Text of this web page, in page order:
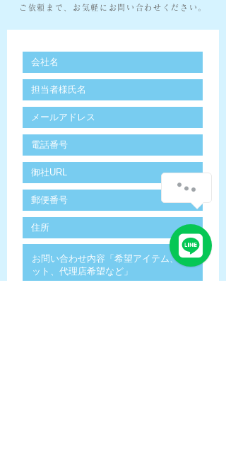
ご依頼まで、お気軽にお問い合わせください。